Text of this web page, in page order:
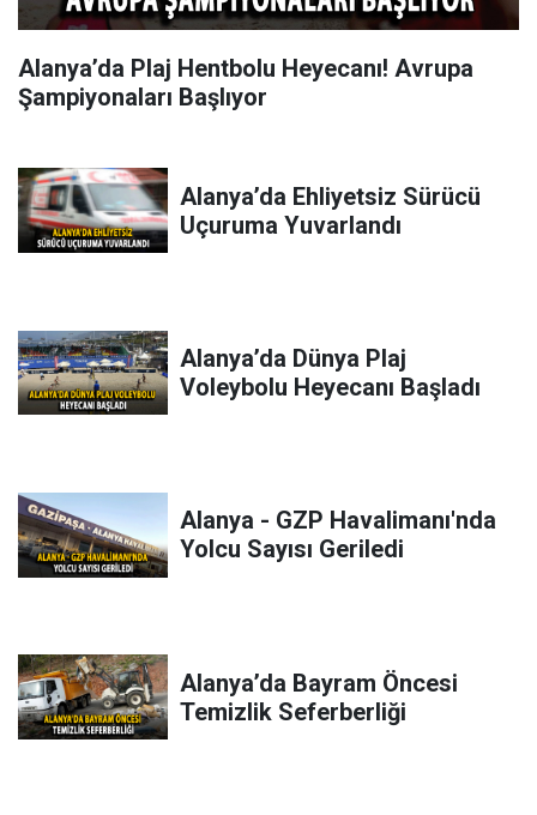
Alanya’da Plaj Hentbolu Heyecanı! Avrupa
Şampiyonaları Başlıyor
Alanya’da Ehliyetsiz Sürücü
Uçuruma Yuvarlandı
Alanya’da Dünya Plaj
Voleybolu Heyecanı Başladı
Alanya - GZP Havalimanı'nda
Yolcu Sayısı Geriledi
Alanya’da Bayram Öncesi
Temizlik Seferberliği